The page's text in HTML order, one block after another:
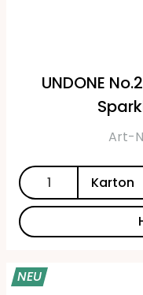
UNDONE
Art-
NEU